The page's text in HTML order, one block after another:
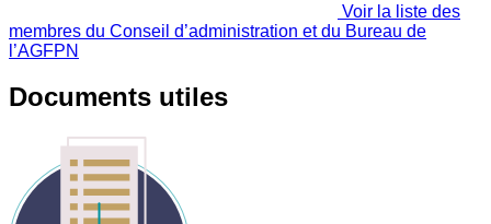
Voir la liste des
membres du Conseil d’administration et du Bureau de
l’AGFPN
Documents utiles